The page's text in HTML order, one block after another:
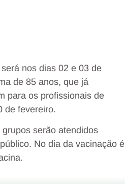
nos dias 02 e 03 de
de 85 anos, que já
para os profissionais de
de fevereiro.
serão atendidos
No dia da vacinação é